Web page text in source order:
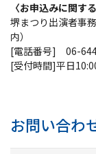
ようこそ堺
地図から探
〈お申込みに関す
堺まつり出演者事
内）
[電話番号] 06-
[受付時間]平日
お問い合わ